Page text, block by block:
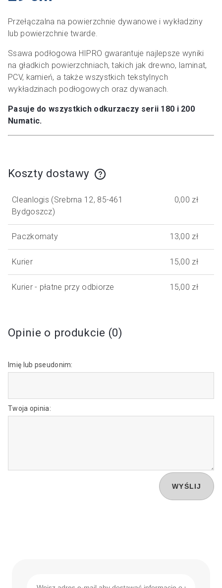
Przełączalna na powierzchnie dywanowe i wykładziny
lub powierzchnie twarde.
Ssawa podłogowa HIPRO gwarantuje najlepsze wyniki
na gładkich powierzchniach, takich jak drewno, laminat,
PCV, kamień, a także wszystkich tekstylnych
wykładzinach podłogowych oraz dywanach.
Pasuje do wszystkich odkurzaczy serii 180 i 200
Numatic.
Koszty dostawy
Cena nie zawiera ewentualnych kosztów płatności
Cleanlogis (Srebrna 12, 85-461
Bydgoszcz)
0,00 zł
Paczkomaty 13,00 zł
Kurier 15,00 zł
Kurier - płatne przy odbiorze 15,00 zł
Opinie o produkcie (0)
Imię lub pseudonim:
Twoja opinia:
WYŚLIJ